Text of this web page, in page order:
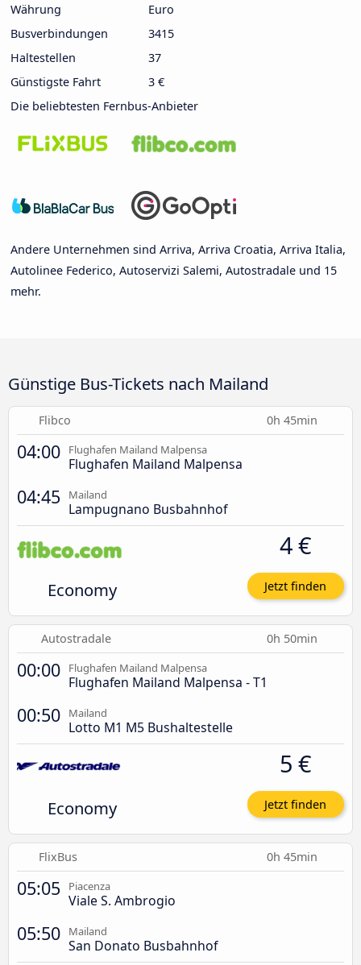
Währung
Euro
Busverbindungen
3415
Haltestellen
37
Günstigste Fahrt
3 €
Die beliebtesten Fernbus-Anbieter
Andere Unternehmen sind Arriva, Arriva Croatia, Arriva Italia,
Autolinee Federico, Autoservizi Salemi, Autostradale und 15
mehr.
Günstige Bus-Tickets nach Mailand
Flibco 0h 45min
04:00 Flughafen Mailand Malpensa
Flughafen Mailand Malpensa
04:45 Mailand
Lampugnano Busbahnhof
Economy
4 €
Jetzt finden
Autostradale 0h 50min
00:00 Flughafen Mailand Malpensa
Flughafen Mailand Malpensa - T1
00:50 Mailand
Lotto M1 M5 Bushaltestelle
Economy
5 €
Jetzt finden
FlixBus 0h 45min
05:05 Piacenza
Viale S. Ambrogio
05:50 Mailand
San Donato Busbahnhof